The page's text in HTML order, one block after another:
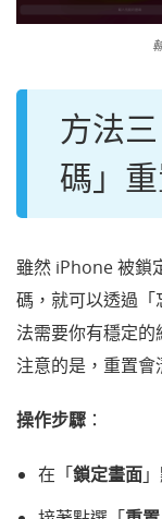
方法
碼」
雖然 iPhone 被鎖
碼，就可以透過
法需要你有穩定
注意的是，重置會
操作步驟 ：
在「鎖定畫面